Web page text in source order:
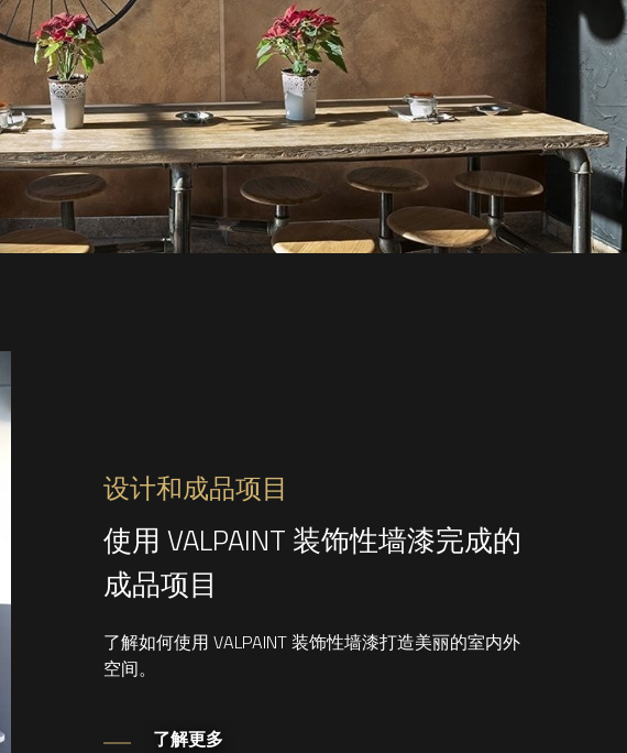
设计和成品项目
使用 VALPAINT 装饰性墙漆完成的
成品项目
了解如何使用 VALPAINT 装饰性墙漆打造美丽的室内外
空间。
了解更多